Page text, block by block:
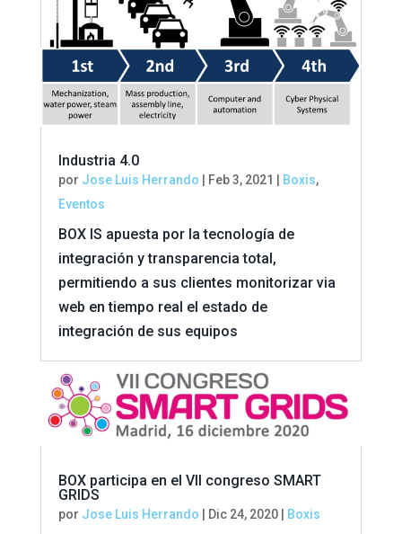
Industria 4.0
por Jose Luis Herrando Feb 3, 2021 Boxis,
Eventos
BOX IS apuesta por la tecnología de
integración y transparencia total,
permitiendo a sus clientes monitorizar via
web en tiempo real el estado de
integración de sus equipos
BOX participa en el VII congreso SMART
GRIDS
por Jose Luis Herrando Dic 24, 2020| Boxis